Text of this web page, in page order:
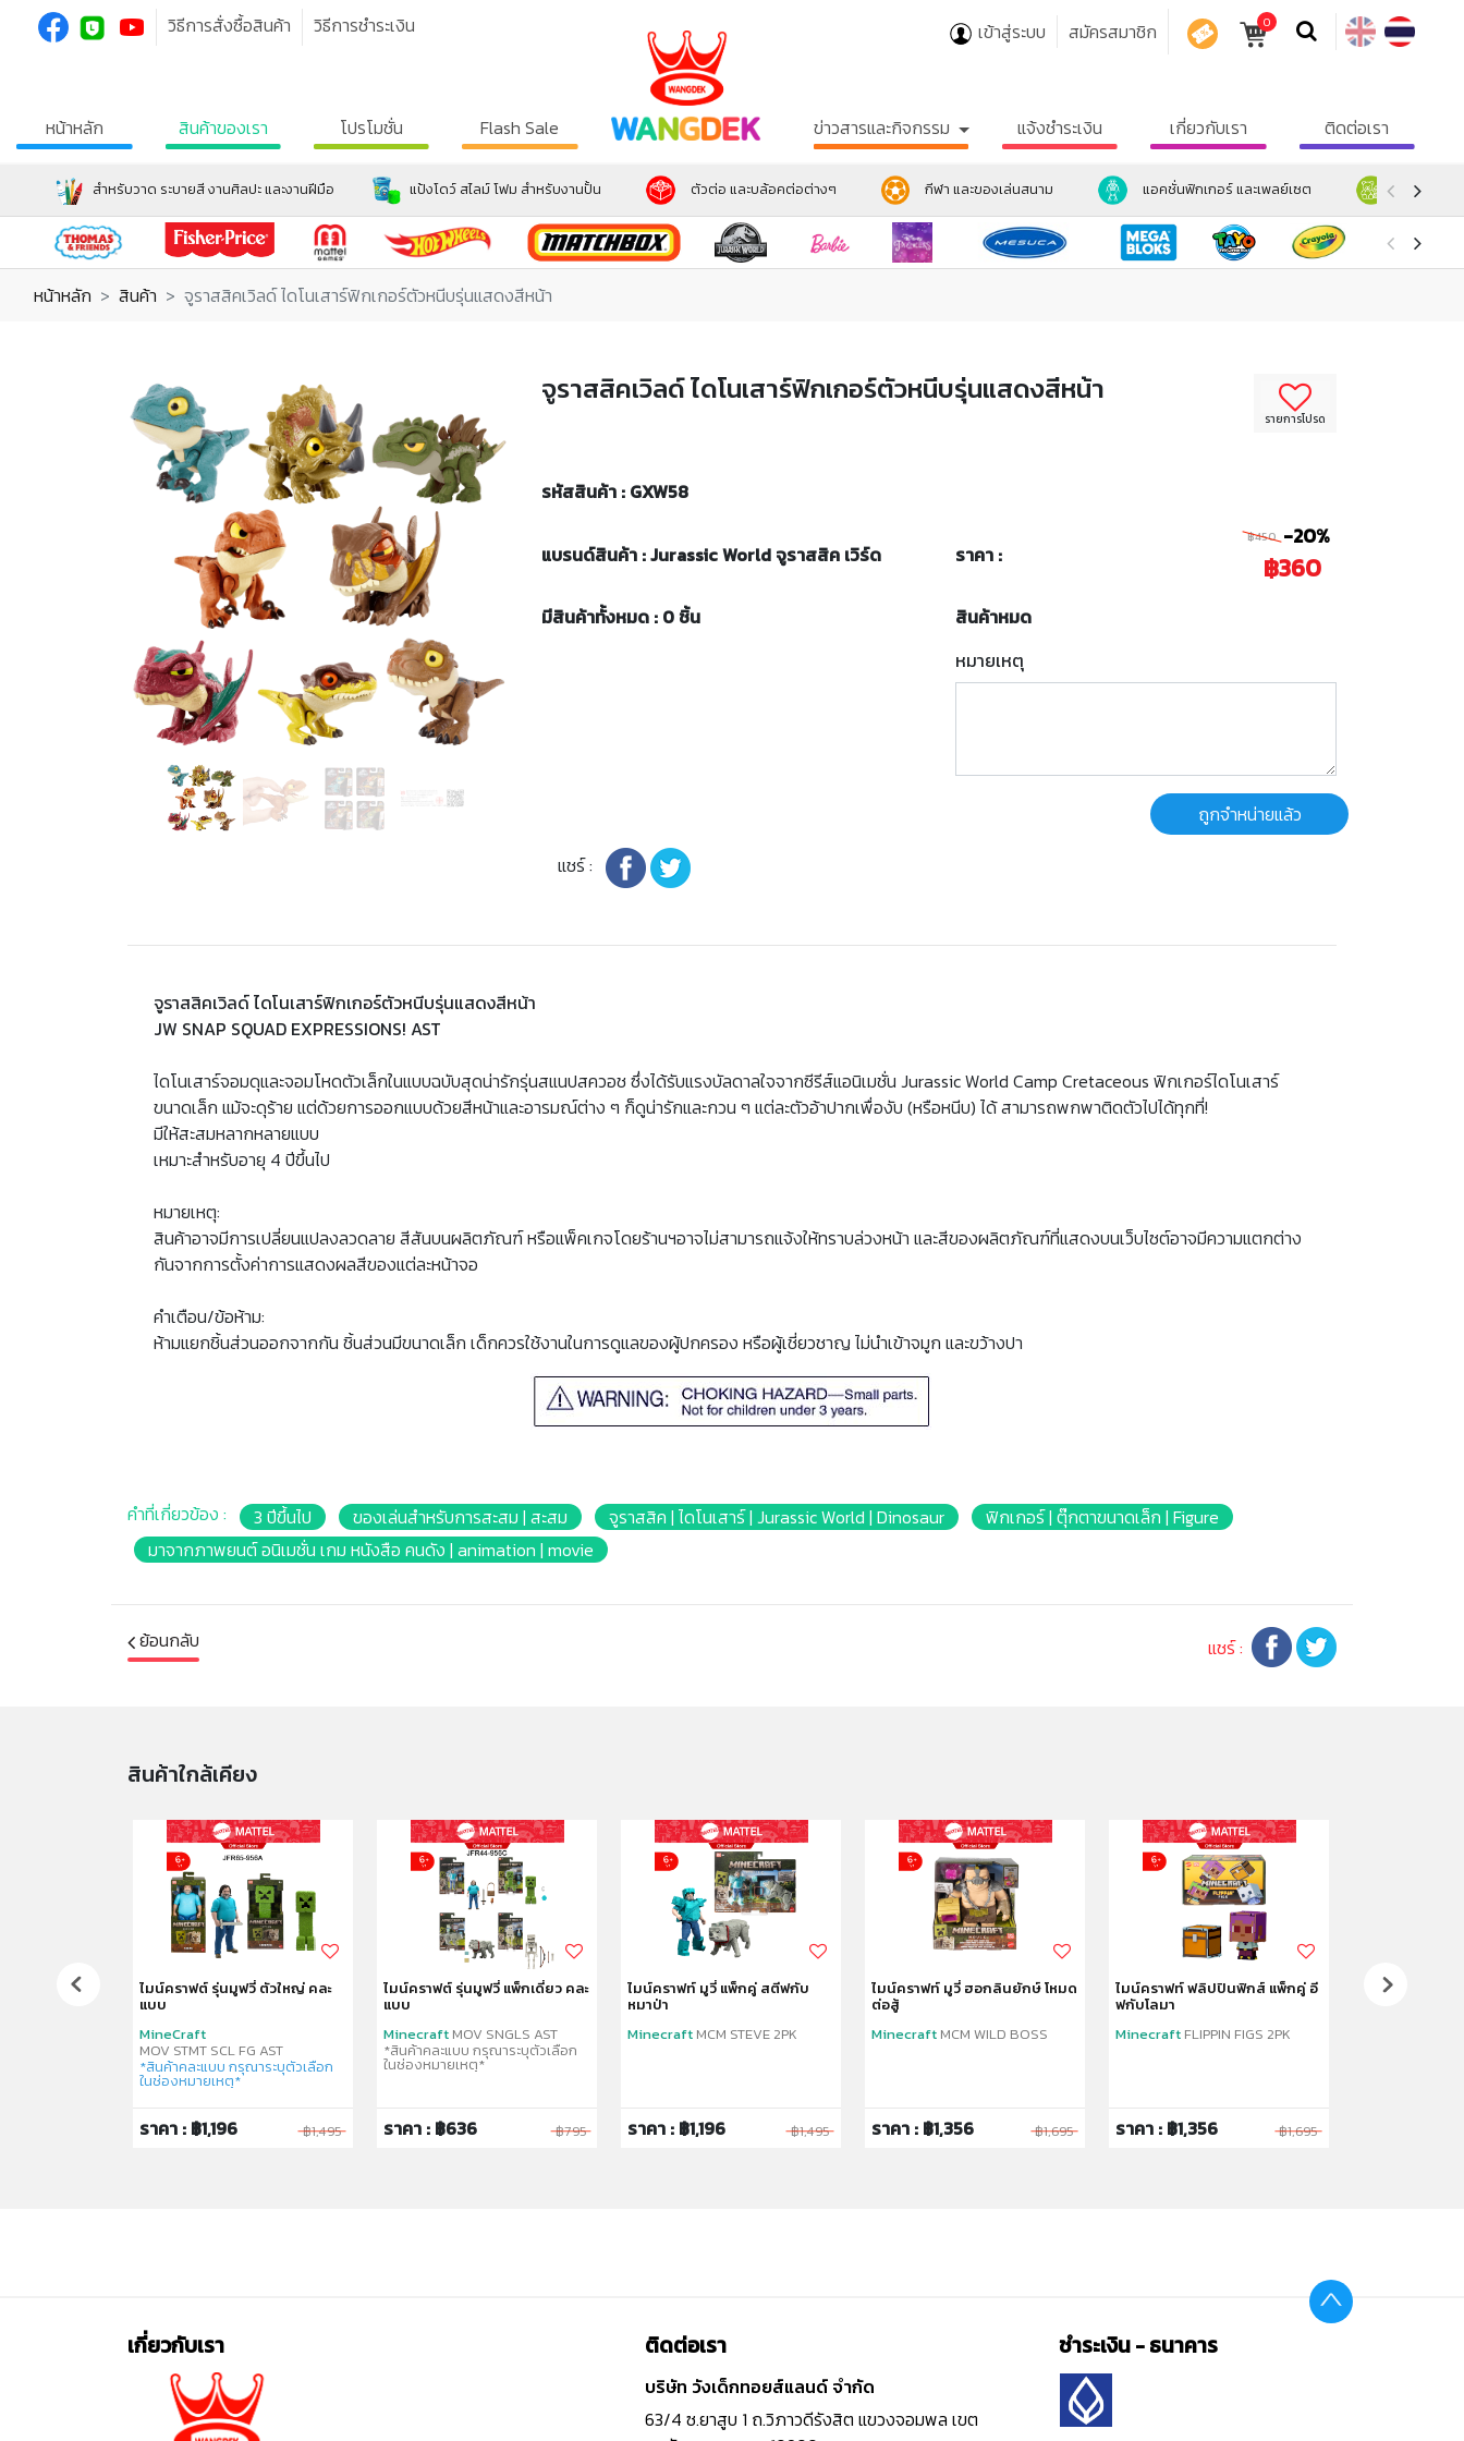
วิธีการสั่งซื้อสินค้า วิธีการชำระเงิน เข้าสู่ระบบ สมัครสมาชิก 0
หน้าหลัก สินค้าของเรา โปรโมชั่น Flash Sale ข่าวสารและกิจกรรม แจ้งชำระเงิน เกี่ยวกับเรา ติดต่อเรา
สำหรับวาด ระบายสี งานศิลปะ และงานฝีมือ แป้งโดว์ สไลม์ โฟม สำหรับงานปั้น ตัวต่อ และบล้อคต่อต่างๆ กีฬา และของเล่นสนาม แอคชั่นฟิกเกอร์ และเพลย์เซต ตุ๊กตา แล
หน้าหลัก สินค้า จูราสสิคเวิลด์ ไดโนเสาร์ฟิกเกอร์ตัวหนีบรุ่นแสดงสีหน้า
รายการโปรด
จูราสสิคเวิลด์ ไดโนเสาร์ฟิกเกอร์ตัวหนีบรุ่นแสดงสีหน้า
รหัสสินค้า : GXW58
แบรนด์สินค้า : Jurassic World จูราสสิค เวิร์ด ราคา :
฿450 -20%
฿360
มีสินค้าทั้งหมด : 0 ชิ้น
สินค้าหมด
หมายเหตุ
ถูกจำหน่ายแล้ว
แชร์ :
จูราสสิคเวิลด์ ไดโนเสาร์ฟิกเกอร์ตัวหนีบรุ่นแสดงสีหน้า
JW SNAP SQUAD EXPRESSIONS! AST
ไดโนเสาร์จอมดุและจอมโหดตัวเล็กในแบบฉบับสุดน่ารักรุ่นสแนปสควอช ซึ่งได้รับแรงบัลดาลใจจากซีรีส์แอนิเมชั่น Jurassic World Camp Cretaceous ฟิกเกอร์ไดโนเสาร์
ขนาดเล็ก แม้จะดุร้าย แต่ด้วยการออกแบบด้วยสีหน้าและอารมณ์ต่าง ๆ ก็ดูน่ารักและกวน ๆ แต่ละตัวอ้าปากเพื่องับ (หรือหนีบ) ได้ สามารถพกพาติดตัวไปได้ทุกที่!
มีให้สะสมหลากหลายแบบ
เหมาะสำหรับอายุ 4 ปีขึ้นไป
หมายเหตุ:
สินค้าอาจมีการเปลี่ยนแปลงลวดลาย สีสันบนผลิตภัณฑ์ หรือแพ็คเกจโดยร้านฯอาจไม่สามารถแจ้งให้ทราบล่วงหน้า และสีของผลิตภัณฑ์ที่แสดงบนเว็บไซต์อาจมีความแตกต่าง
กันจากการตั้งค่าการแสดงผลสีของแต่ละหน้าจอ
คำเตือน/ข้อห้าม:
ห้ามแยกชิ้นส่วนออกจากกัน ชิ้นส่วนมีขนาดเล็ก เด็กควรใช้งานในการดูแลของผู้ปกครอง หรือผู้เชี่ยวชาญ ไม่นำเข้าจมูก และขว้างปา
คำที่เกี่ยวข้อง : 3 ปีขึ้นไป ของเล่นสำหรับการสะสม | สะสม จูราสสิค | ไดโนเสาร์ | Jurassic World | Dinosaur
ฟิกเกอร์ | ตุ๊กตาขนาดเล็ก | Figure
มาจากภาพยนต์ อนิเมชั่น เกม หนังสือ คนดัง | animation | movie
ย้อนกลับ แชร์ :
สินค้าใกล้เคียง
นโทซอรัส รุ่น ไมน์คราฟต์ รุ่นมูฟวี่ ตัวใหญ่ คละ
แบบ
MineCraft
MOV STMT SCL FG AST
*สินค้าคละแบบ กรุณาระบุตัวเลือก
ในช่องหมายเหตุ*
ราคา : ฿1,196 ฿1,495
ไมน์คราฟต์ รุ่นมูฟวี่ แพ็กเดี่ยว คละ
แบบ
Minecraft MOV SNGLS AST
*สินค้าคละแบบ กรุณาระบุตัวเลือก
ในช่องหมายเหตุ*
ราคา : ฿636 ฿795
ไมน์คราฟท์ มูวี่ แพ็กคู่ สตีฟกับ
หมาป่า
Minecraft MCM STEVE 2PK
ราคา : ฿1,196 ฿1,495
ไมน์คราฟท์ มูวี่ ฮอกลินยักษ์ โหมด
ต่อสู้
Minecraft MCM WILD BOSS
ราคา : ฿1,356 ฿1,695
ไมน์คราฟท์ ฟลิปปินฟิกส์ แพ็กคู่ อี
ฟกับโลมา
Minecraft FLIPPIN FIGS 2PK
ราคา : ฿1,356 ฿1,695
ไมน์คราฟท์ ฟ
เกี่ยวกับเรา ติดต่อเรา
บริษัท วังเด็กทอยส์แลนด์ จำกัด
63/4 ซ.ยาสูบ 1 ถ.วิภาวดีรังสิต แขวงจอมพล เขต
ชำระเงิน - ธนาคาร